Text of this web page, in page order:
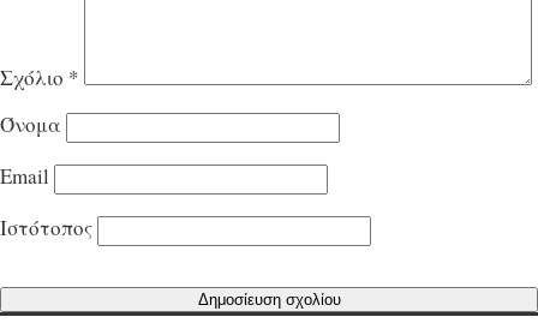
Σχόλιο *
Όνομα
Email
Ιστότοπος